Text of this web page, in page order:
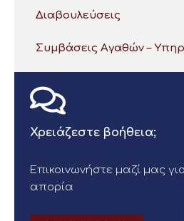
Διαβουλεύσεις
Συμβάσεις Αγαθών –
Χρειάζεστε βοήθεια;
Επικοινωνήστε μαζί μας
απορία